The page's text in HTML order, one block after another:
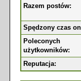
Razem postów:
Spędzony czas
Poleconych
użytkowników:
Reputacja: